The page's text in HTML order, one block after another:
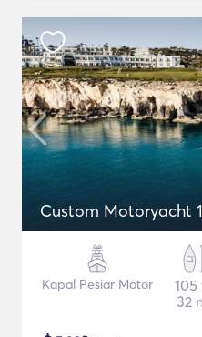
Custom Motoryacht
Kapal Pesiar Motor
105
32